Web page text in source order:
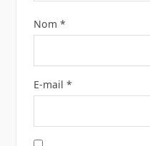
Nom *
E-mail *